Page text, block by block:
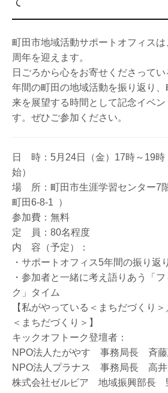
町田市地域活動サポートオフィス
周年を迎えます。
日ごろから心をお寄せくださって
年間の町田の地域活動を振り返り
来を展望する時間として記念イベン
す。ぜひご参加ください。
日 時：5月24日（金）17時～19時
始）
場 所：町田市生涯学習センター7
町田6-8-1 ）
参加費：無料
定 員：80名程度
内 容（予定）：
・サポートオフィス5年間の振り返り
・参加者と一緒に考え語りあう「
ク」タイム
【私がやっている＜まちだづくり
＜まちだづくり＞】
キックオフトーク登壇者：
NPO法人たがやす 事務局長 斉藤
NPO法人プラナス 事務局長 高井
株式会社ゼルビア 地域振興部長